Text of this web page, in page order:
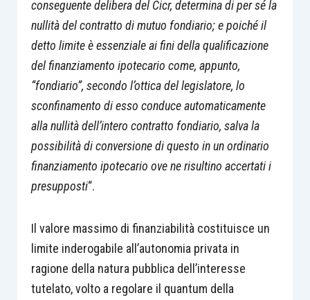
conseguente delibera del Cicr, determina di per sé la
nullità del contratto di mutuo fondiario; e poiché il
detto limite è essenziale ai fini della qualificazione
del finanziamento ipotecario come, appunto,
“fondiario”, secondo l’ottica del legislatore, lo
sconfinamento di esso conduce automaticamente
alla nullità dell’intero contratto fondiario, salva la
possibilità di conversione di questo in un ordinario
finanziamento ipotecario ove ne risultino accertati i
presupposti“.
Il valore massimo di finanziabilità costituisce un
limite inderogabile all’autonomia privata in
ragione della natura pubblica dell’interesse
tutelato, volto a regolare il quantum della